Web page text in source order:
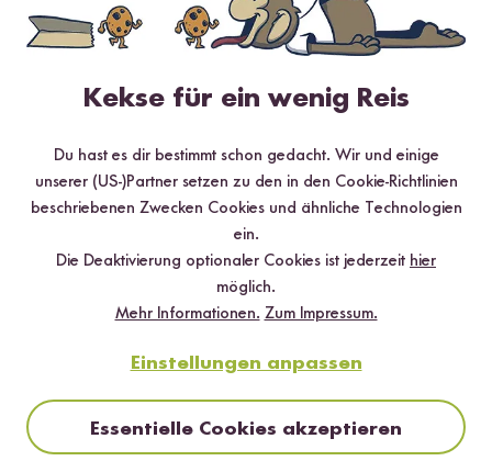
Jetzt sichern
*Das Digitale Rezeptbuch wird dir nach vollständiger Anmeldung zum Newsletter
Reis
Kekse für ein wenig Reis
Du hast es dir bestimmt schon gedacht. Wir und einige
unserer (US-)Partner setzen zu den in den Cookie-Richtlinien
beschriebenen Zwecken Cookies und ähnliche Technologien
ein.
Die Deaktivierung optionaler Cookies ist jederzeit hier
möglich.
Mehr Informationen. Zum Impressum.
Einstellungen anpassen
Essentielle Cookies akzeptieren